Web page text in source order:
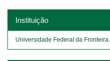
Instituição
Universidade Federal da Fronteira...